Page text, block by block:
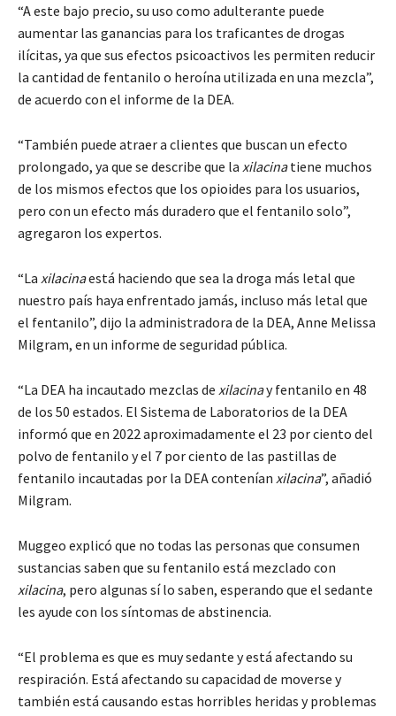
“A este bajo precio, su uso como adulterante puede
aumentar las ganancias para los traficantes de drogas
ilícitas, ya que sus efectos psicoactivos les permiten reducir
la cantidad de fentanilo o heroína utilizada en una mezcla”,
de acuerdo con el informe de la DEA.
“También puede atraer a clientes que buscan un efecto
prolongado, ya que se describe que la xilacinatiene muchos
de los mismos efectos que los opioides para los usuarios,
pero con un efecto más duradero que el fentanilo solo”,
agregaron los expertos.
“La xilacinaestá haciendo que sea la droga más letal que
nuestro país haya enfrentado jamás, incluso más letal que
el fentanilo”, dijo la administradora de la DEA, Anne Melissa
Milgram, en un informe de seguridad pública.
“La DEA ha incautado mezclas de xilacinay fentanilo en 48
de los 50 estados. El Sistema de Laboratorios de la DEA
informó que en 2022 aproximadamente el 23 por ciento del
polvo de fentanilo y el 7 por ciento de las pastillas de
fentanilo incautadas por la DEA contenían xilacina”, añadió
Milgram.
Muggeo explicó que no todas las personas que consumen
sustancias saben que su fentanilo está mezclado con
xilacina, pero algunas sí lo saben, esperando que el sedante
les ayude con los síntomas de abstinencia.
“El problema es que es muy sedante y está afectando su
respiración. Está afectando su capacidad de moverse y
también está causando estas horribles heridas y problemas